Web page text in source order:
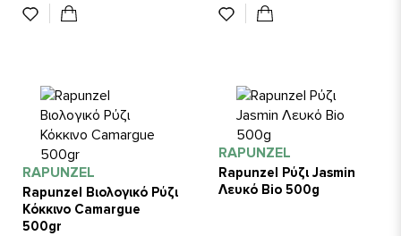
RAPUNZEL
Rapunzel Βιολογικό Ρύζι
Κόκκινο Camargue
500gr
RAPUNZEL
Rapunzel Ρύζι Jasmin
Λευκό Bio 500g